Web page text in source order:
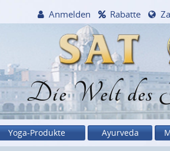
Die Welt des
Anmelden Rabatte
Yoga-Produkte Ayurveda